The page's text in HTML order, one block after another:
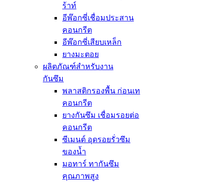
ร้าท์
อีพ๊อกซี่เชื่อมประสาน
คอนกรีต
อีพ๊อกซี่เสียบเหล็ก
ยางมะตอย
ผลิตภัณฑ์สำหรับงาน
กันซึม
พลาสติกรองพื้น ก่อนเท
คอนกรีต
ยางกันซึม เชื่อมรอยต่อ
คอนกรีต
ซีเมนต์ อุดรอยรั่วซึม
ของน้ำ
มอทาร์ ทากันซึม
คุณภาพสูง